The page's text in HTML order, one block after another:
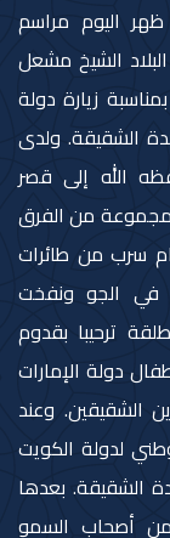
اليوم مراسم
الشيخ مشعل
زيارة دولة
الشقيقة. ولدى
الله إلى قصر
من الفرق
سرب من طائرات
في الجو ونفخت
ترحيبا بقدوم
دولة الإمارات
الشقيقين. وعند
لدولة الكويت
الشقيقة. بعدها
أصحاب السمو